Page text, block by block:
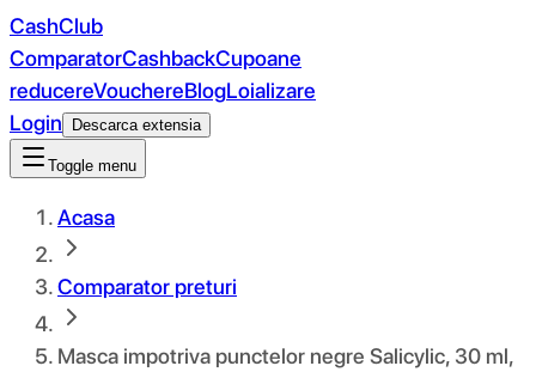
CashClub
ComparatorCashbackCupoane
reducereVouchereBlogLoializare
Login
Descarca extensia
Toggle menu
Acasa
Comparator preturi
Masca impotriva punctelor negre Salicylic, 30 ml,